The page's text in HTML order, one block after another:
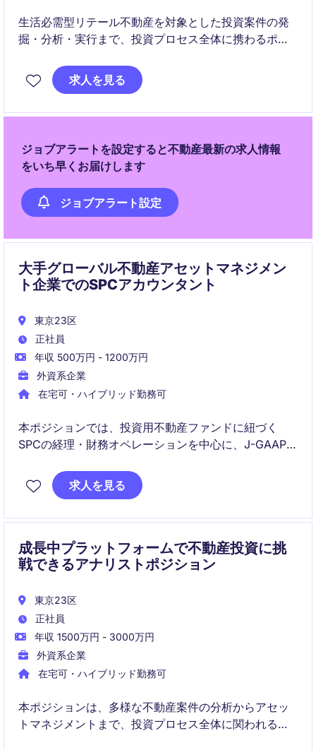
生活必需型リテール不動産を対象とした投資案件の発
掘・分析・実行まで、投資プロセス全体に携わるポジ
財務モデリングやバリュエーションを実務で学び、成
求人を見る
ジョブアラートを設定すると不動産最新の求人情報
をいち早くお届けします
ジョブアラート設定
大手グローバル不動産アセットマネジメン
ト企業でのSPCアカウンタント
東京23区
正社員
年収 500万円 - 1200万円
外資系企業
在宅可・ハイブリッド勤務可
本ポジションでは、投資用不動産ファンドに紐づく
SPCの経理・財務オペレーションを中心に、J-GAAPで
担当いただきます。海外チームやアセットマネジメン
ト部門と連携し、多面的なキャリア形成が可能なポジ
求人を見る
成長中プラットフォームで不動産投資に挑
戦できるアナリストポジション
東京23区
正社員
年収 1500万円 - 3000万円
外資系企業
在宅可・ハイブリッド勤務可
本ポジションは、多様な不動産案件の分析からアセッ
トマネジメントまで、投資プロセス全体に関われる貴